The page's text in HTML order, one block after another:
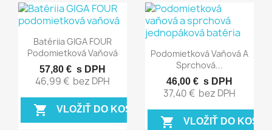
Rýchly náhľad
Batériia GIGA FOUR
Podomietková Vaňová
57,80 € s DPH
46,99 € bez DPH
shopping_cart VLOŽIŤ DO KOŠÍKA
Rýchly náhľad
Podomietková Vaňová A
Sprchová...
46,00 € s DPH
37,40 € bez DPH
shopping_cart VLOŽIŤ DO